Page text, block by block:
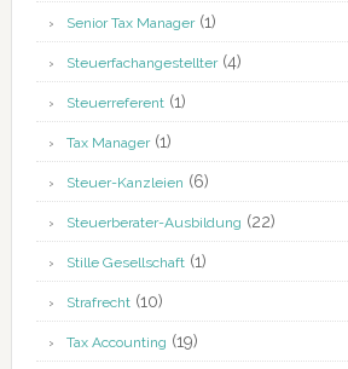
Senior Tax Manager(1)
Steuerfachangestellter(4)
Steuerreferent(1)
Tax Manager(1)
Steuer-Kanzleien (6)
Steuerberater-Ausbildung (22)
Stille Gesellschaft(1)
Strafrecht(10)
Tax Accounting (19)